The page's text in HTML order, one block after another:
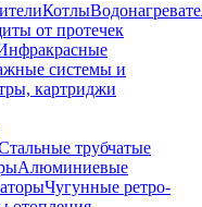
Котлы
от протечек
системы и
картриджи
трубчатые
Алюминиевые
Чугунные ретро-